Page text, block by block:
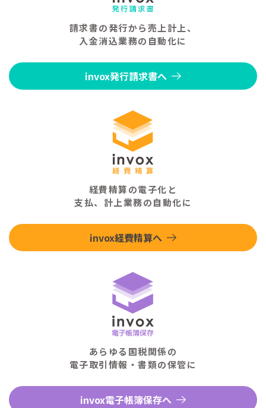
請求書の発行から売上計上、
入金消込業務の自動化に
invox発行請求書へ
経費精算の電子化と
支払、計上業務の自動化に
invox経費精算へ
あらゆる国税関係の
電子取引情報・書類の保管に
invox電子帳簿保存へ